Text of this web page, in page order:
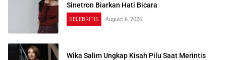
Sinetron Biarkan Hati Bicara
SELEBRITIS August 6, 2026
Wika Salim Ungkap Kisah Pilu Saat Merintis